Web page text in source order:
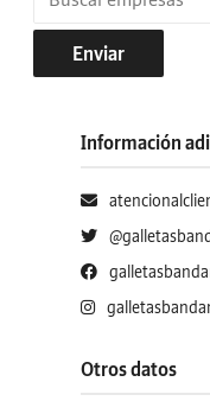
Enviar
Información
Otros datos